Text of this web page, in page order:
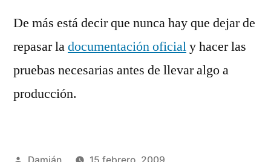
De más está decir que nunca hay que dejar de
repasar ladocumentación oficialy hacer las
pruebas necesarias antes de llevar algo a
producción.
Publicado
Damián 15 febrero, 2009